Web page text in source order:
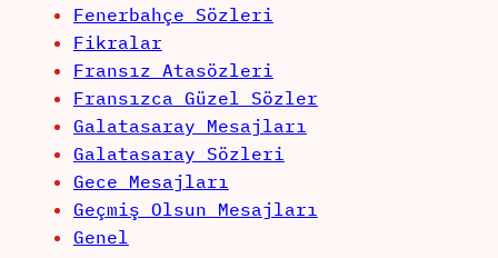
Fenerbahçe Sözleri
Fikralar
Fransız Atasözleri
Fransızca Güzel Sözler
Galatasaray Mesajları
Galatasaray Sözleri
Gece Mesajları
Geçmiş Olsun Mesajları
Genel